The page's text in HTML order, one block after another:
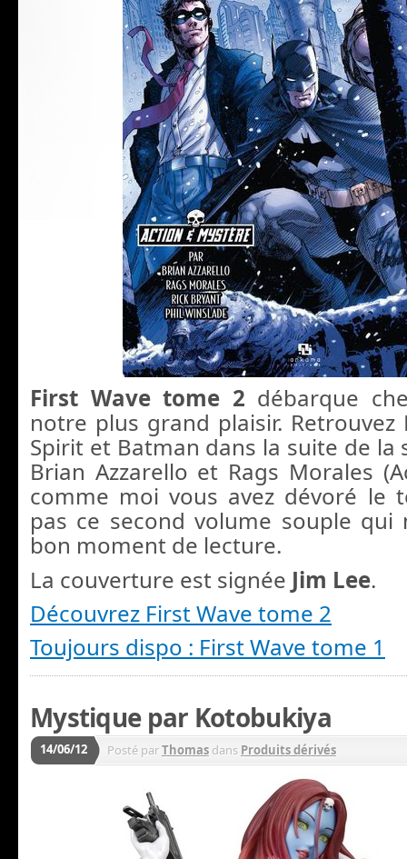
First Wave tome 2 débarque
notre plus grand plaisir. Retrouvez
Spirit et Batman dans la suite de la
Brian Azzarello et Rags Morales
comme moi vous avez dévoré le
pas ce second volume souple qui
bon moment de lecture.
La couverture est signée Jim Lee.
Découvrez First Wave tome 2
Toujours dispo : First Wave tome 1
Mystique par Kotobukiya
14/06/12 Posté parThomas dans Produits dérivés